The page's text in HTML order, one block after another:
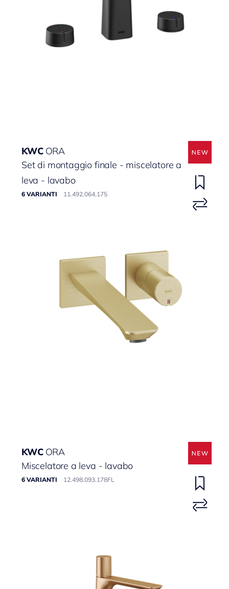
KWC ORA
Set di montaggio finale - miscelatore a
leva - lavabo
6 VARIANTI 11.492.064.175
KWC ORA
Miscelatore a leva - lavabo
6 VARIANTI 12.498.093.178FL